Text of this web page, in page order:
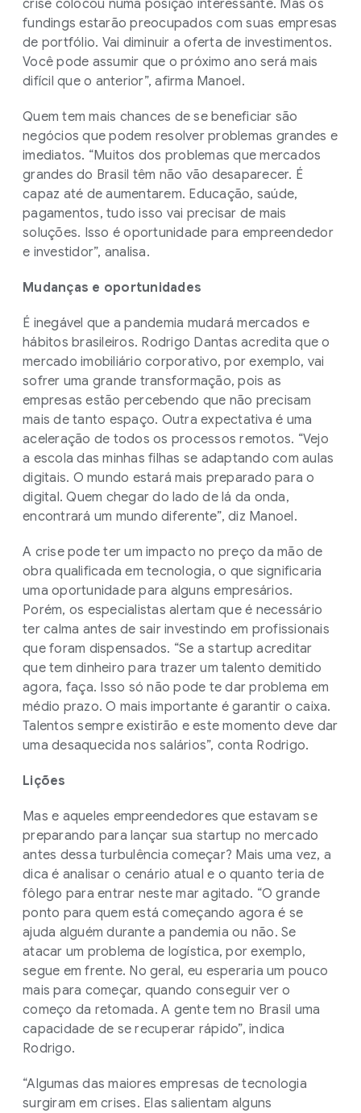
crise colocou numa posição interessante. Mas os
fundings estarão preocupados com suas empresas
de portfólio. Vai diminuir a oferta de investimentos.
Você pode assumir que o próximo ano será mais
difícil que o anterior”, afirma Manoel.
Quem tem mais chances de se beneficiar são
negócios que podem resolver problemas grandes e
imediatos. “Muitos dos problemas que mercados
grandes do Brasil têm não vão desaparecer. É
capaz até de aumentarem. Educação, saúde,
pagamentos, tudo isso vai precisar de mais
soluções. Isso é oportunidade para empreendedor
e investidor”, analisa.
Mudanças e oportunidades
É inegável que a pandemia mudará mercados e
hábitos brasileiros. Rodrigo Dantas acredita que o
mercado imobiliário corporativo, por exemplo, vai
sofrer uma grande transformação, pois as
empresas estão percebendo que não precisam
mais de tanto espaço. Outra expectativa é uma
aceleração de todos os processos remotos. “Vejo
a escola das minhas filhas se adaptando com aulas
digitais. O mundo estará mais preparado para o
digital. Quem chegar do lado de lá da onda,
encontrará um mundo diferente”, diz Manoel.
A crise pode ter um impacto no preço da mão de
obra qualificada em tecnologia, o que significaria
uma oportunidade para alguns empresários.
Porém, os especialistas alertam que é necessário
ter calma antes de sair investindo em profissionais
que foram dispensados. “Se a startup acreditar
que tem dinheiro para trazer um talento demitido
agora, faça. Isso só não pode te dar problema em
médio prazo. O mais importante é garantir o caixa.
Talentos sempre existirão e este momento deve dar
uma desaquecida nos salários”, conta Rodrigo.
Lições
Mas e aqueles empreendedores que estavam se
preparando para lançar sua startup no mercado
antes dessa turbulência começar? Mais uma vez, a
dica é analisar o cenário atual e o quanto teria de
fôlego para entrar neste mar agitado. “O grande
ponto para quem está começando agora é se
ajuda alguém durante a pandemia ou não. Se
atacar um problema de logística, por exemplo,
segue em frente. No geral, eu esperaria um pouco
mais para começar, quando conseguir ver o
começo da retomada. A gente tem no Brasil uma
capacidade de se recuperar rápido”, indica
Rodrigo.
“Algumas das maiores empresas de tecnologia
surgiram em crises. Elas salientam alguns